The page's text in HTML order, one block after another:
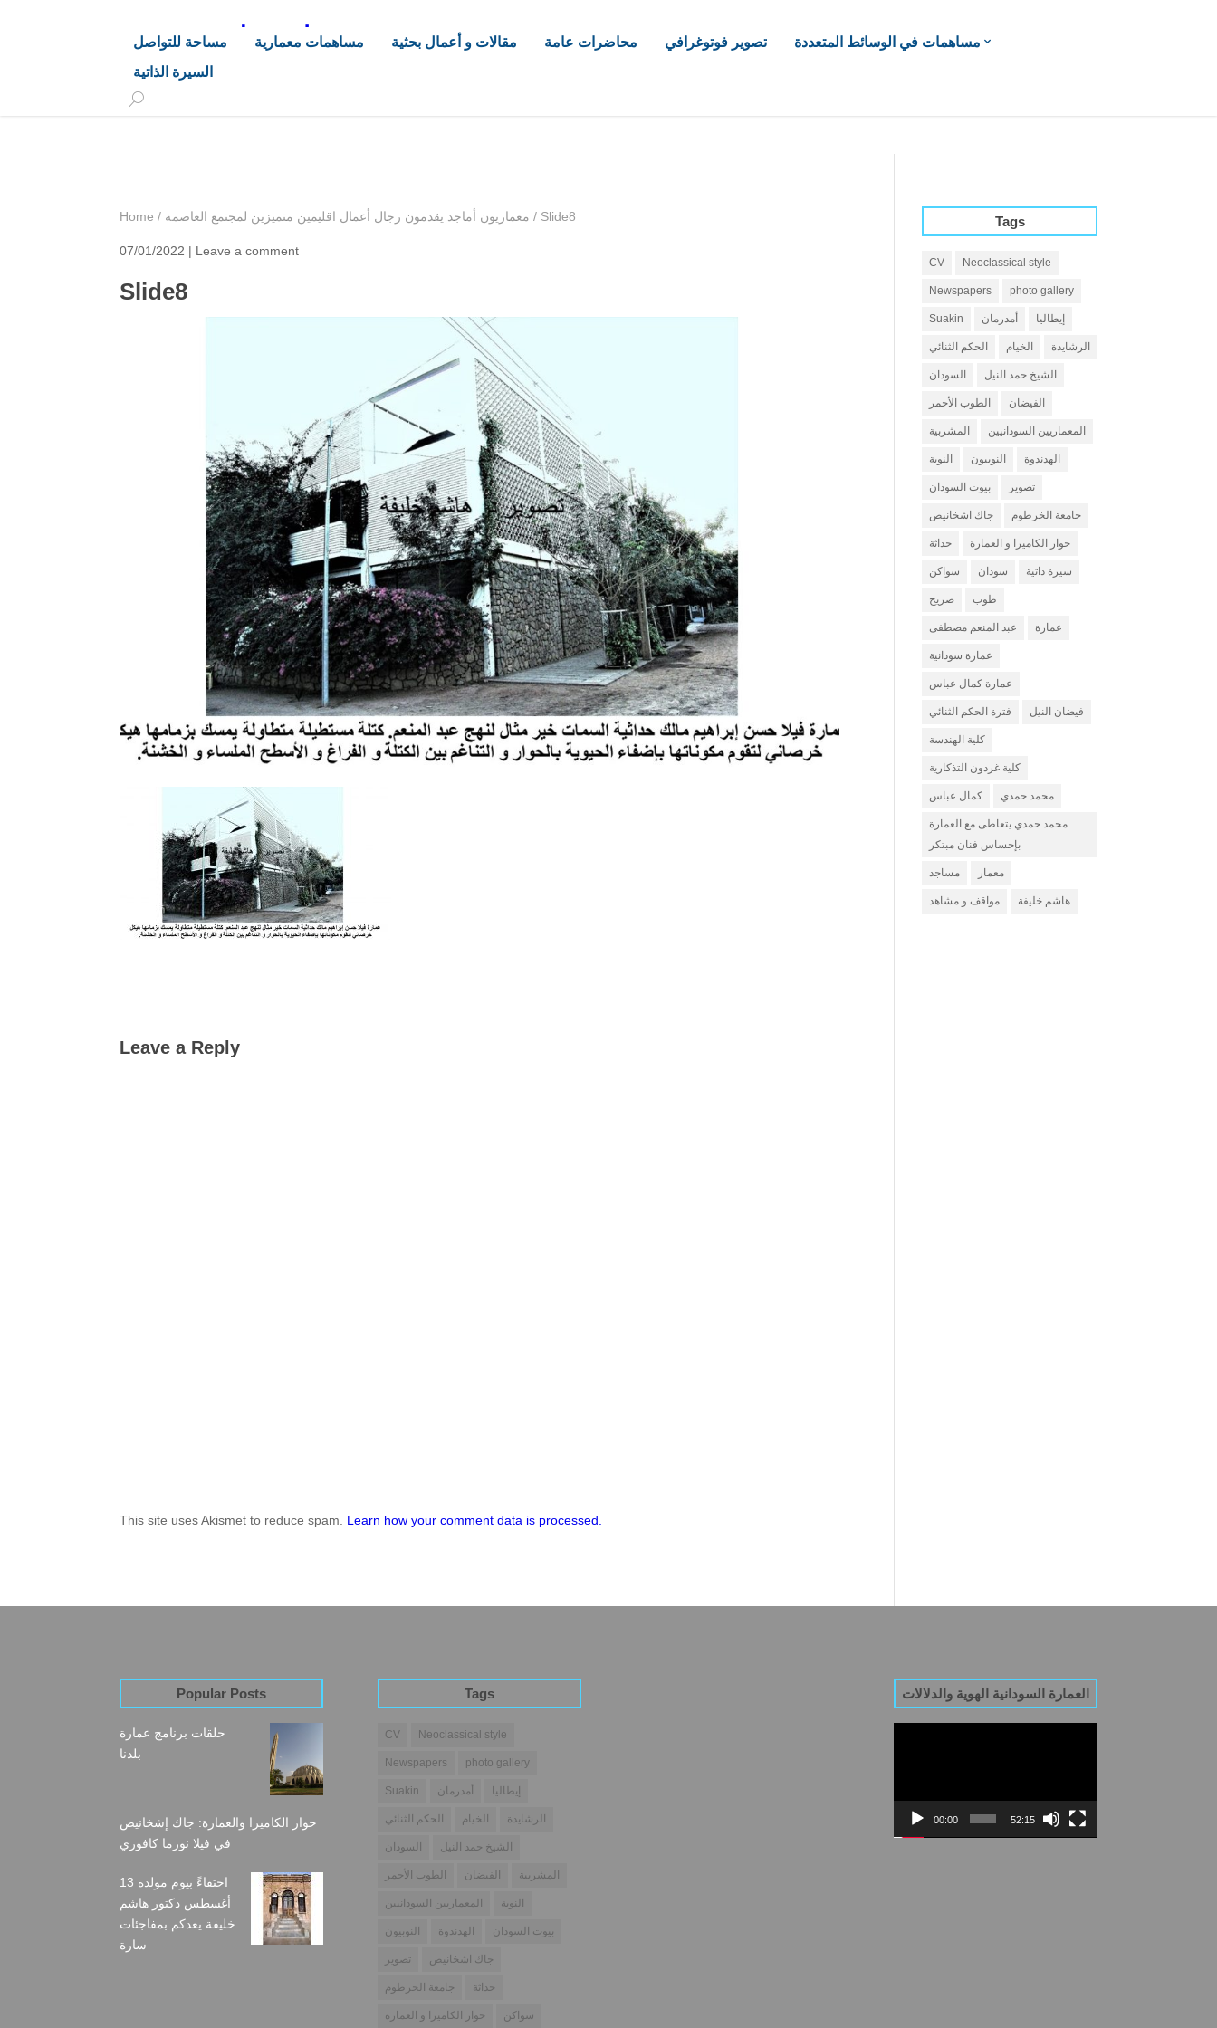
د. هاشم خليفة محجوب
مساحة للتواصل مساهمات معمارية مقالات و أعمال بحثية محاضرات عامة تصوير فوتوغرافي
مساهمات في الوسائط المتعددة
السيرة الذاتية
Home / معماريون أماجد يقدمون رجال أعمال اقليمين متميزين لمجتمع العاصمة / Slide8
07/01/2022 | Leave a comment
Slide8
Leave a Reply
This site uses Akismet to reduce spam. Learn how your comment data is processed.
Tags
CV Neoclassical style
Newspapers photo gallery
Suakin أمدرمان إيطاليا
الحكم الثنائي الخيام الرشايدة
السودان الشيخ حمد النيل
الطوب الأحمر الفيضان
المشربية المعماريين السودانيين
النوبة النوبيون الهدندوة
بيوت السودان تصوير
جاك اشخانيص جامعة الخرطوم
حداثة حوار الكاميرا و العمارة
سواكن سودان سيرة ذاتية
ضريح طوب
عبد المنعم مصطفى عمارة
عمارة سودانية
عمارة كمال عباس
فترة الحكم الثنائي فيضان النيل
كلية الهندسة
كلية غردون التذكارية
كمال عباس محمد حمدي
محمد حمدي يتعاطى مع العمارة
بإحساس فنان مبتكر
مساجد معمار
مواقف و مشاهد هاشم خليفة
Popular Posts
حلقات برنامج عمارة
بلدنا
حوار الكاميرا والعمارة: جاك إشخانيص
في فيلا نورما كافوري
احتفاءً بيوم مولده 13
أغسطس دكتور هاشم
خليفة يعدكم بمفاجئات
سارة
Tags
CV Neoclassical style
Newspapers photo gallery
Suakin أمدرمان إيطاليا
الحكم الثنائي الخيام الرشايدة
السودان الشيخ حمد النيل
الطوب الأحمر الفيضان المشربية
المعماريين السودانيين النوبة
النوبيون الهدندوة بيوت السودان
تصوير جاك اشخانيص
جامعة الخرطوم حداثة
حوار الكاميرا و العمارة سواكن
العمارة السودانية الهوية والدلالات
00:00 52:15